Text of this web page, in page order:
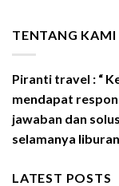
TENTANG KAMI
Piranti travel : “
mendapat
jawaban dan
selamanya
LATEST POSTS